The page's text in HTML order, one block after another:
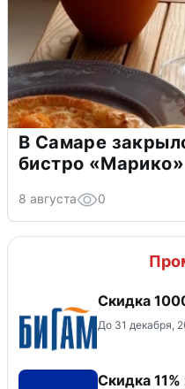
В Самаре
бистро «Марико»
8 августа 0
​Скидка
До 31 декабря,
Скидка